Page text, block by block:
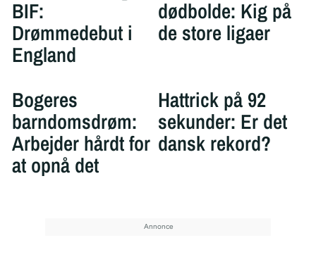
BIF:
Drømmedebut i
England
dødbolde: Kig på
de store ligaer
Bogeres
barndomsdrøm:
Arbejder hårdt for
at opnå det
Hattrick på 92
sekunder: Er det
dansk rekord?